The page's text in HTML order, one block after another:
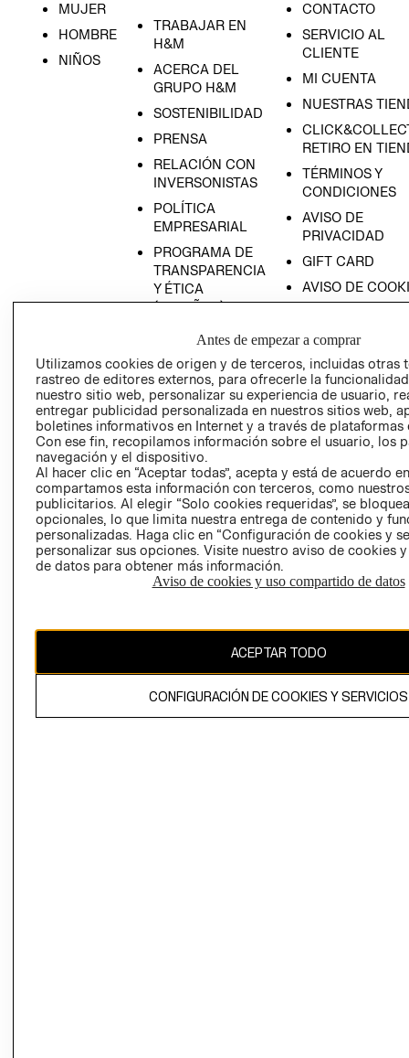
MUJER
HOMBRE
NIÑOS
TRABAJAR EN
H&M
ACERCA DEL
GRUPO H&M
SOSTENIBILIDAD
PRENSA
RELACIÓN CON
INVERSONISTAS
POLÍTICA
EMPRESARIAL
PROGRAMA DE
TRANSPARENCIA
Y ÉTICA
(ESPAÑOL)
PROGRAMA DE
Y ÉTICA (INGLÉS)
CONTACTO
SERVICIO AL
CLIENTE
MI CUENTA
NUESTRAS
RETIRO EN
TÉRMINOS Y
CONDICIONES
AVISO DE
PRIVACIDAD
GIFT CARD
AVISO DE
COMERCIO - SIC
PETICIONES
QUEJAS Y
RECLAMOS
Colombia ($)
CAMBIAR REGIÓN
El contenido de esta página web está protegido por copyright y es
Antes de empezar a comprar
Utilizamos cookies de origen y de terceros, incluidas otras
rastreo de editores externos, para ofrecerle la
nuestro sitio web, personalizar su experiencia de usuario,
entregar publicidad personalizada en nuestros sitios web,
boletines informativos en Internet y a través de plataformas
Con ese fin, recopilamos información sobre el usuario, los
navegación y el dispositivo.
Al hacer clic en “Aceptar todas”, acepta y está de acuerdo
compartamos esta información con terceros, como
publicitarios. Al elegir “Solo cookies requeridas”, se
opcionales, lo que limita nuestra entrega de contenido y
personalizadas. Haga clic en “Configuración de cookies y
personalizar sus opciones. Visite nuestro aviso de cookies
de datos para obtener más información.
Aviso de cookies y uso compartido de datos
ACEPTAR TODO
CONFIGURACIÓN DE COOKIES Y SERVICIOS